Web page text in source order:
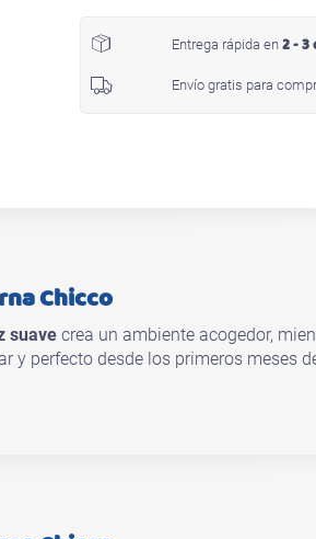
Entrega rápida en2 - 3
Envío gratis para
Chicco
suave crea un ambiente acogedor,
y perfecto desde los primeros meses